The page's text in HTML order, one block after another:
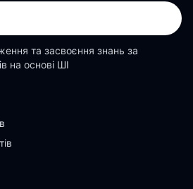
та засвоєння знань за
на основі ШІ